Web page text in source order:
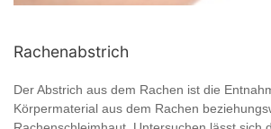
Rachenabstrich
Der Abstrich aus dem Rachen ist die
Körpermaterial aus dem Rachen